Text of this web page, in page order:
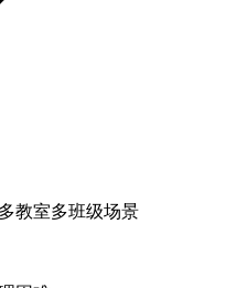
教室多班级场景